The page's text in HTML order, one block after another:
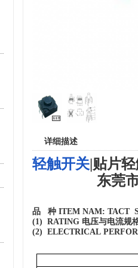
详细描述
轻触开关|贴片
东莞市
品 种 ITEM NAM: TACT
(1) RATING 电压与电流规
(2) ELECTRICAL